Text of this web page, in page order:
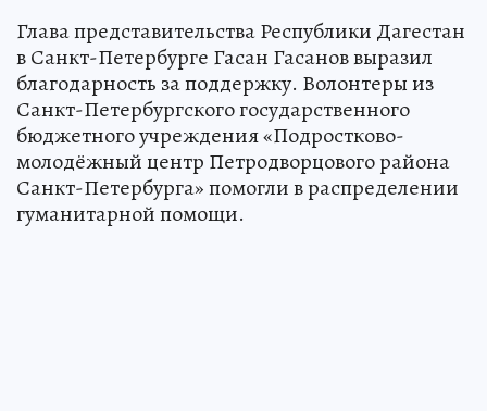
Глава представительства Республики Дагестан
в Санкт-Петербурге Гасан Гасанов выразил
благодарность за поддержку. Волонтеры из
Санкт-Петербургского государственного
бюджетного учреждения «Подростково-
молодёжный центр Петродворцового района
Санкт-Петербурга» помогли в распределении
гуманитарной помощи.